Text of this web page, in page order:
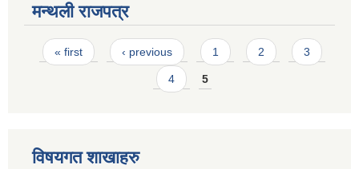
मन्थली राजपत्र
Pages
« first ‹ previous 1 2 3
4 5
विषयगत शाखाहरु